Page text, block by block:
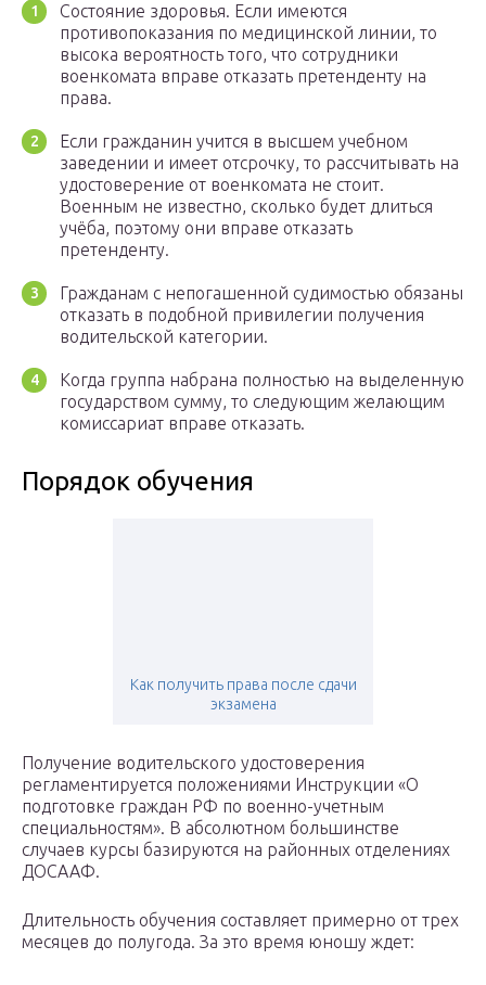
Состояние здоровья. Если имеются
противопоказания по медицинской линии, то
высока вероятность того, что сотрудники
военкомата вправе отказать претенденту на
права.
Если гражданин учится в высшем учебном
заведении и имеет отсрочку, то рассчитывать на
удостоверение от военкомата не стоит.
Военным не известно, сколько будет длиться
учёба, поэтому они вправе отказать
претенденту.
Гражданам с непогашенной судимостью обязаны
отказать в подобной привилегии получения
водительской категории.
Когда группа набрана полностью на выделенную
государством сумму, то следующим желающим
комиссариат вправе отказать.
Порядок обучения
Как получить права после сдачи
экзамена
Получение водительского удостоверения
регламентируется положениями Инструкции «О
подготовке граждан РФ по военно-учетным
специальностям». В абсолютном большинстве
случаев курсы базируются на районных отделениях
ДОСААФ.
Длительность обучения составляет примерно от трех
месяцев до полугода. За это время юношу ждет: